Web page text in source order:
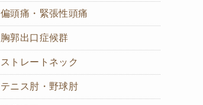
偏頭痛・緊張性頭痛
胸郭出口症候群
ストレートネック
テニス肘・野球肘